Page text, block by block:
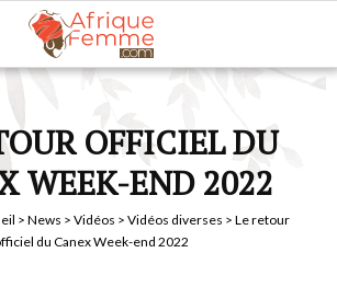
OFFICIEL DU
WEEK-END 2022
> News > Vidéos > Vidéos diverses > Le retour
du Canex Week-end 2022